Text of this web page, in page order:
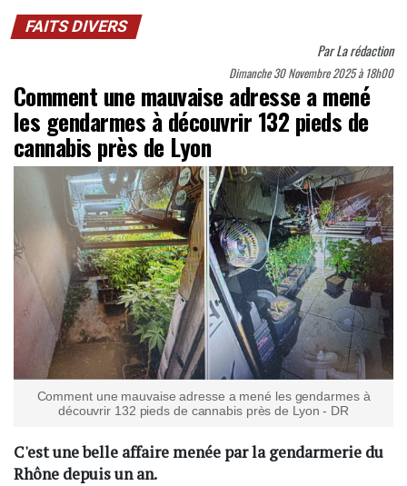
FAITS DIVERS
ParLa rédaction
Dimanche 30 Novembre 2025 à 18h00
Comment une mauvaise adresse a mené
les gendarmes à découvrir 132 pieds de
cannabis près de Lyon
Comment une mauvaise adresse a mené les gendarmes à
découvrir 132 pieds de cannabis près de Lyon - DR
C'est une belle affaire menée par la gendarmerie du
Rhône depuis un an.